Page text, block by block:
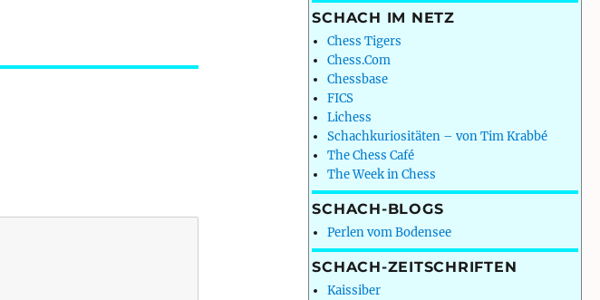
SCHACH IM NETZ
Chess Tigers
Chess.Com
Chessbase
FICS
Lichess
Schachkuriositäten – von Tim Krabbé
The Chess Café
The Week in Chess
SCHACH-BLOGS
Perlen vom Bodensee
SCHACH-ZEITSCHRIFTEN
Kaissiber